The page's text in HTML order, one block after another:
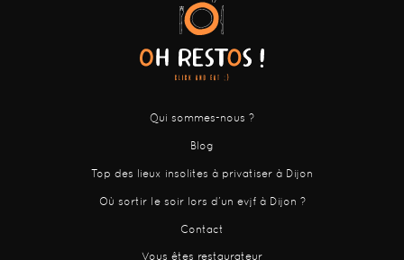
Qui sommes-nous ?
Blog
Top des lieux insolites à privatiser à Dijon
Où sortir le soir lors d’un evjf à Dijon ?
Contact
Vous êtes restaurateur